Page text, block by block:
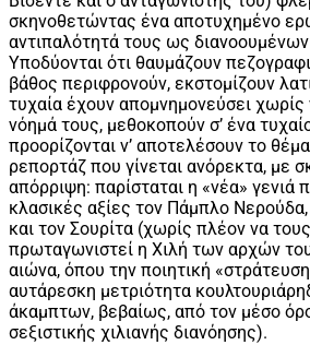
σκηνοθετώντας ένα αποτυχημένο
αντιπαλότητά τους ως
Υποδύονται ότι θαυμάζουν
βάθος περιφρονούν, εκστομίζουν
τυχαία έχουν απομνημονεύσει χωρίς
νόημά τους, μεθοκοπούν σ’ ένα
προορίζονται ν’ αποτελέσουν το
ρεπορτάζ που γίνεται ανόρεκτα, με
απόρριψη: παρίσταται η «νέα»
κλασικές αξίες τον Πάμπλο
και τον Σουρίτα (χωρίς πλέον να
πρωταγωνιστεί η Χιλή των αρχών
αιώνα, όπου την ποιητική
αυτάρεσκη μετριότητα
άκαμπτων, βεβαίως, από τον μέσο όρο
σεξιστικής χιλιανής διανόησης).